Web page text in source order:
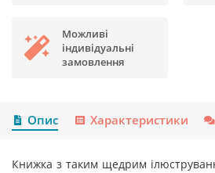
Можливі
індивідуальні
замовлення
Опис Характеристики
Книжка з таким щедрим